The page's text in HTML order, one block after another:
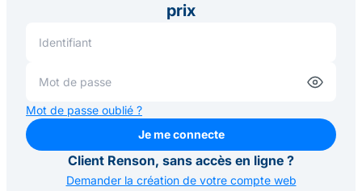
prix
Mot de passe oublié ?
Je me connecte
Je me connecte
Client Renson, sans accès en ligne ?
Demander la création de votre compte web